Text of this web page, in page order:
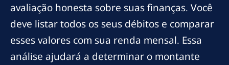
avaliação honesta sobre suas finanças. Você
deve listar todos os seus débitos e comparar
esses valores com sua renda mensal. Essa
análise ajudará a determinar o montante